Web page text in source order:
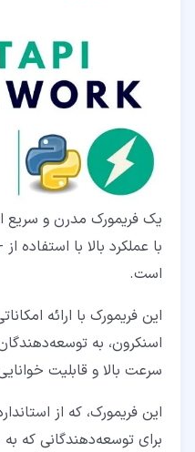
است.
این فریمورک با ارائه
سرعت بالا و قابلیت
برای توسعه‌دهندگانی که